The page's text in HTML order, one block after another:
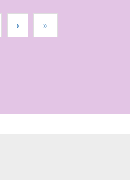
› »